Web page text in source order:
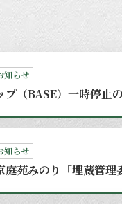
知らせ
プ（BASE）一時停止
知らせ
庭苑みのり「埋蔵管